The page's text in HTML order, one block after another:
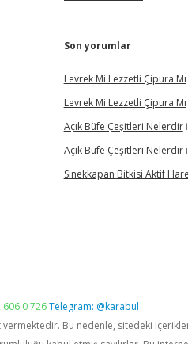
Son yorumlar
Levrek Mi Lezzetli Çipura Mı
Levrek Mi Lezzetli Çipura Mı
Açık Büfe Çeşitleri Nelerdir
Açık Büfe Çeşitleri Nelerdir
Sinekkapan Bitkisi Aktif
0 726Telegram: @karabul
vermektedir. Bu nedenle, sitedeki